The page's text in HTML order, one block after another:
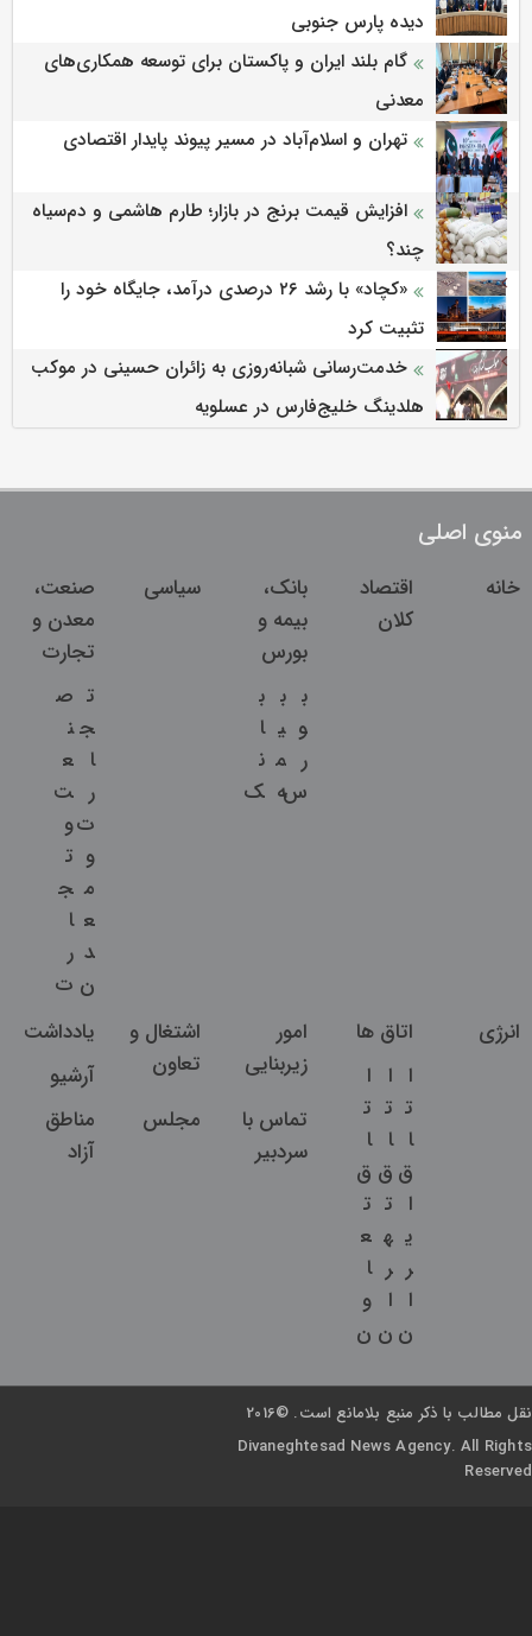
دیده پارس جنوبی
گام بلند ایران و پاکستان برای توسعه همکاری‌های
معدنی
تهران و اسلام‌آباد در مسیر پیوند پایدار اقتصادی
افزایش قیمت برنج در بازار؛ طارم هاشمی و دم‌سیاه
چند؟
«کچاد» با رشد ۲۶ درصدی درآمد، جایگاه خود را
تثبیت کرد
خدمت‌رسانی شبانه‌روزی به زائران حسینی در موکب
هلدینگ خلیج‌فارس در عسلویه
منوی اصلی
خانه
اقتصاد
کلان
بانک،
بیمه و
بورس
ب
و
ر
س
ب
ی
م
ه
ب
ا
ن
ک
سیاسی
صنعت،
معدن و
تجارت
ت
ج
ا
ر
ت
و
م
ع
د
ن
ص
ن
ع
ت
و
ت
ج
ا
ر
ت
انرژی
اتاق ها
ا
ت
ا
ق
ا
ی
ر
ا
ن
ا
ت
ا
ق
ت
ه
ر
ا
ن
ا
ت
ا
ق
ت
ع
ا
و
ن
امور
زیربنایی
اشتغال و
تعاون
یادداشت
آرشیو
تماس با
سردبیر
مجلس
مناطق
آزاد
نقل مطالب با ذکر منبع بلامانع است. ©2016
Divaneghtesad News Agency. All Rights
Reserved